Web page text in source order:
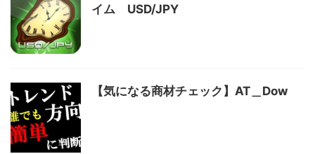
イム USD/JPY
【気になる商材チェック】AT＿Dow